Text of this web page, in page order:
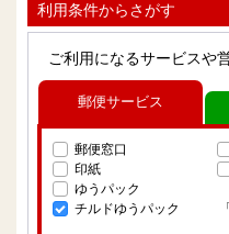
利用条件からさがす
ご利用になるサービスや
郵便サービス
郵便窓口
印紙
ゆうパック
チルドゆうパック